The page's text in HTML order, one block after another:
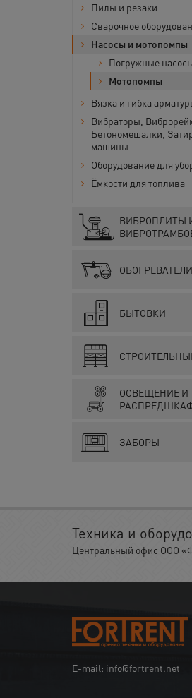
Пилы и резаки
Сварочное
Насосы и мотопомпы
Погружные
Мотопомпы
Вязка и гибка
Вибраторы,
Бетономешалки,
машины
Оборудование для
Ёмкости для топлива
ВИБРОПЛИТЫ
ОБОГРЕВАТЕЛИ
БЫТОВКИ
ОСВЕЩЕНИЕ И
ЗАБОРЫ
Техника и
Центральный офис ООО
E-mail: info@fortrent.net